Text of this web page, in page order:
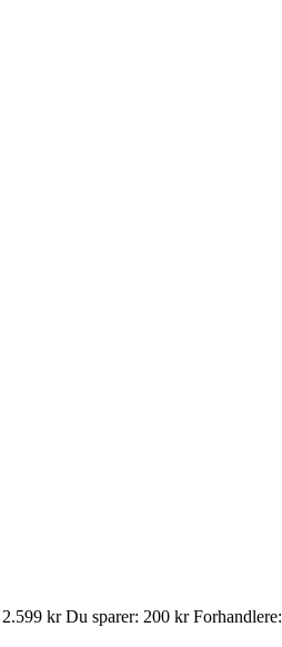
2.599 kr Du sparer: 200 kr Forhandlere: